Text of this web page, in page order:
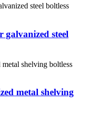
galvanized steel
metal shelving